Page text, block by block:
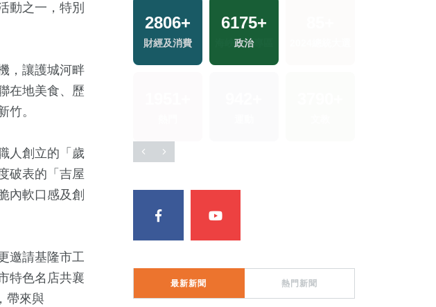
動之一，特別
，讓護城河畔
在地美食、歷
竹。
人創立的「歲
破表的「吉屋
內軟口感及創
邀請基隆市工
特色名店共襄
帶來與
942+
運動
3790
2806+
財經及消費
6175+
政治
最新新聞 熱門新聞